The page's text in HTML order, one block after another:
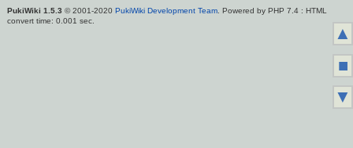
PukiWiki 1.5.3 © 2001-2020 PukiWiki Development Team. Powered by PHP 7.4 : HTML
convert time: 0.001 sec.
▲
■
▼